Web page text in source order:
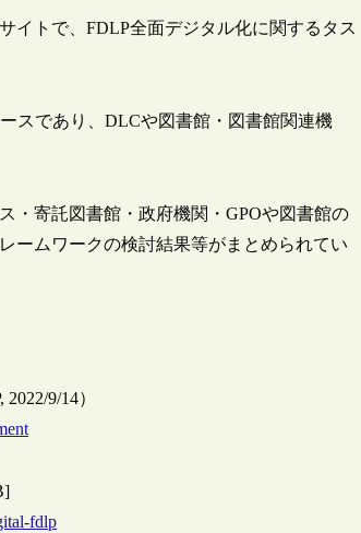
イトで、FDLP全面デジタル化に関するタス
スであり、DLCや図書館・図書館関連機
・寄託図書館・政府機関・GPOや図書館の
ームワークの検討結果等がまとめられてい
9/14）
fdlp